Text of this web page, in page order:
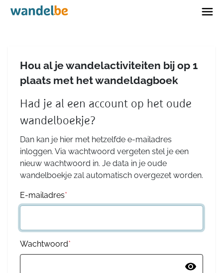
Home
Hou al je wandelactiviteiten bij op 1
plaats met het wandeldagboek
Had je al een account op het oude
wandelboekje?
Dan kan je hier met hetzelfde e-mailadres
inloggen. Via wachtwoord vergeten stel je een
nieuw wachtwoord in. Je data in je oude
wandelboekje zal automatisch overgezet worden.
E-mailadres*
Wachtwoord*